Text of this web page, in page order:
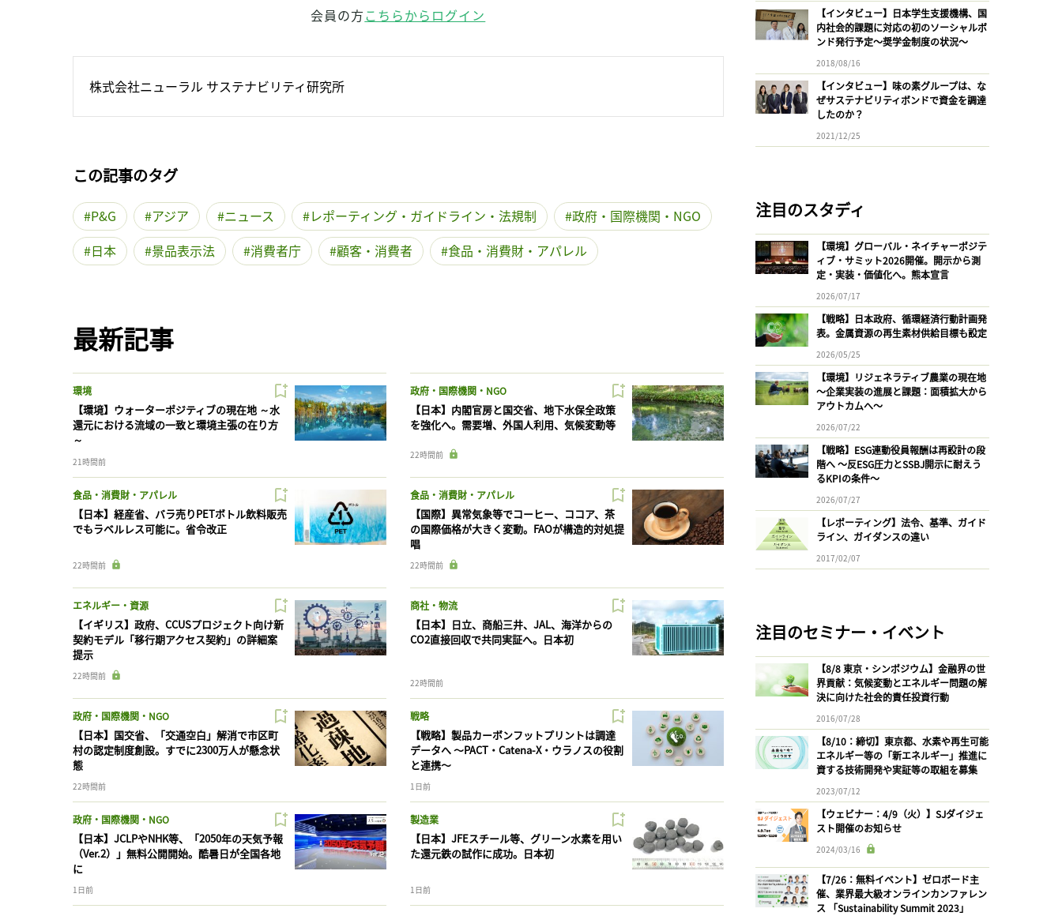
会員の方こちらからログイン
株式会社ニューラル サステナビリティ研究所
この記事のタグ
P&G アジア ニュース レポーティング・ガイドライン・法規制
政府・国際機関・NGO
日本
景品表示法 消費者庁 顧客・消費者 食品・消費財・アパレル
最新記事
環境
【環境】ウォーターポジティブの現在地 ～水
還元における流域の一致と環境主張の在り方
～
21時間前
政府・国際機関・NGO
【日本】内閣官房と国交省、地下水保全政策
を強化へ。需要増、外国人利用、気候変動等
22時間前
食品・消費財・アパレル
【日本】経産省、バラ売りPETボトル飲料販売
でもラベルレス可能に。省令改正
22時間前
食品・消費財・アパレル
【国際】異常気象等でコーヒー、ココア、茶
の国際価格が大きく変動。FAOが構造的対処提
唱
22時間前
エネルギー・資源
【イギリス】政府、CCUSプロジェクト向け新
契約モデル「移行期アクセス契約」の詳細案
提示
22時間前
商社・物流
【日本】日立、商船三井、JAL、海洋からの
CO2直接回収で共同実証へ。日本初
22時間前
政府・国際機関・NGO
【日本】国交省、「交通空白」解消で市区町
村の認定制度創設。すでに2300万人が懸念状
態
22時間前
戦略
【戦略】製品カーボンフットプリントは調達
データへ 〜PACT・Catena-X・ウラノスの役割
と連携〜
1日前
政府・国際機関・NGO
【日本】JCLPやNHK等、「2050年の天気予報
（Ver.2）」無料公開開始。酷暑日が全国各地
に
1日前
製造業
【日本】JFEスチール等、グリーン水素を用い
た還元鉄の試作に成功。日本初
1日前
【インタビュー】日本学生支援機構、国
内社会的課題に対応の初のソーシャルボ
ンド発行予定〜奨学金制度の状況〜
2018/08/16
【インタビュー】味の素グループは、な
ぜサステナビリティボンドで資金を調達
したのか？
2021/12/25
注目のスタディ
【環境】グローバル・ネイチャーポジテ
ィブ・サミット2026開催。開示から測
定・実装・価値化へ。熊本宣言
2026/07/17
【戦略】日本政府、循環経済行動計画発
表。金属資源の再生素材供給目標も設定
2026/05/25
【環境】リジェネラティブ農業の現在地
〜企業実装の進展と課題：面積拡大から
アウトカムへ〜
2026/07/22
【戦略】ESG連動役員報酬は再設計の段
階へ 〜反ESG圧力とSSBJ開示に耐えう
るKPIの条件〜
2026/07/27
【レポーティング】法令、基準、ガイド
ライン、ガイダンスの違い
2017/02/07
注目のセミナー・イベント
【8/8 東京・シンポジウム】金融界の世
界貢献：気候変動とエネルギー問題の解
決に向けた社会的責任投資行動
2016/07/28
【8/10：締切】東京都、水素や再生可能
エネルギー等の「新エネルギー」推進に
資する技術開発や実証等の取組を募集
2023/07/12
【ウェビナー：4/9（火）】SJダイジェ
スト開催のお知らせ
2024/03/16
【7/26：無料イベント】ゼロボード主
催、業界最大級オンラインカンファレン
ス 「Sustainability Summit 2023」